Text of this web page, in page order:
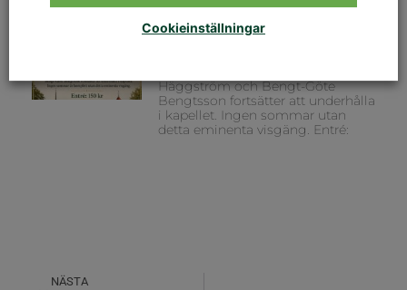
VISAFTON I KAPELLET
Häggström och Bengt-Göte
Bengtsson fortsätter att underhålla
i kapellet. Ingen sommar utan
detta eminenta visgäng. Entré:
NÄSTA
Cookieinställningar